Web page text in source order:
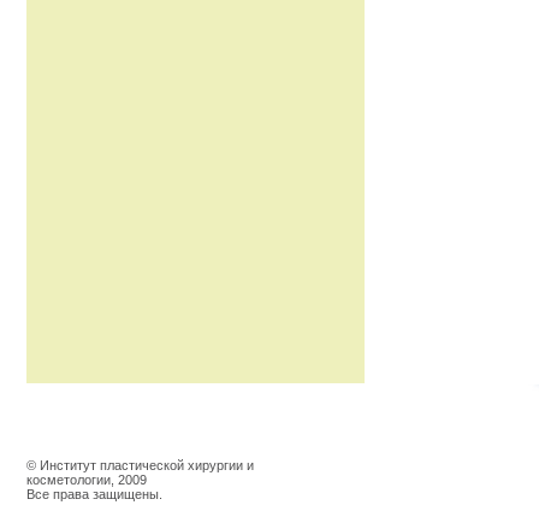
© Институт пластической хирургии и
косметологии, 2009
Все права защищены.